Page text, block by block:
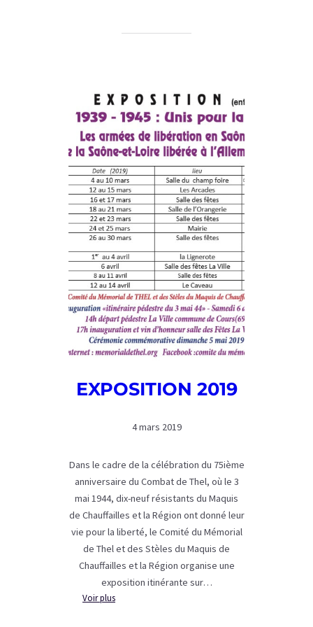
Circuit
1944
EXPOSITION 2019
4 mars 2019
Dans le cadre de la célébration du 75ième
anniversaire du Combat de Thel, où le 3
mai 1944, dix-neuf résistants du Maquis
de Chauffailles et la Région ont donné leur
vie pour la liberté, le Comité du Mémorial
de Thel et des Stèles du Maquis de
Chauffailles et la Région organise une
exposition itinérante sur…
Voir plus: